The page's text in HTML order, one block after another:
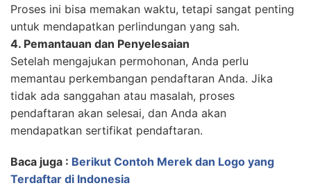
Proses ini bisa memakan waktu, tetapi sangat penting
untuk mendapatkan perlindungan yang sah.
4. Pemantauan dan Penyelesaian
Setelah mengajukan permohonan, Anda perlu
memantau perkembangan pendaftaran Anda. Jika
tidak ada sanggahan atau masalah, proses
pendaftaran akan selesai, dan Anda akan
mendapatkan sertifikat pendaftaran.
Baca juga : Berikut Contoh Merek dan Logo yang
Terdaftar di Indonesia